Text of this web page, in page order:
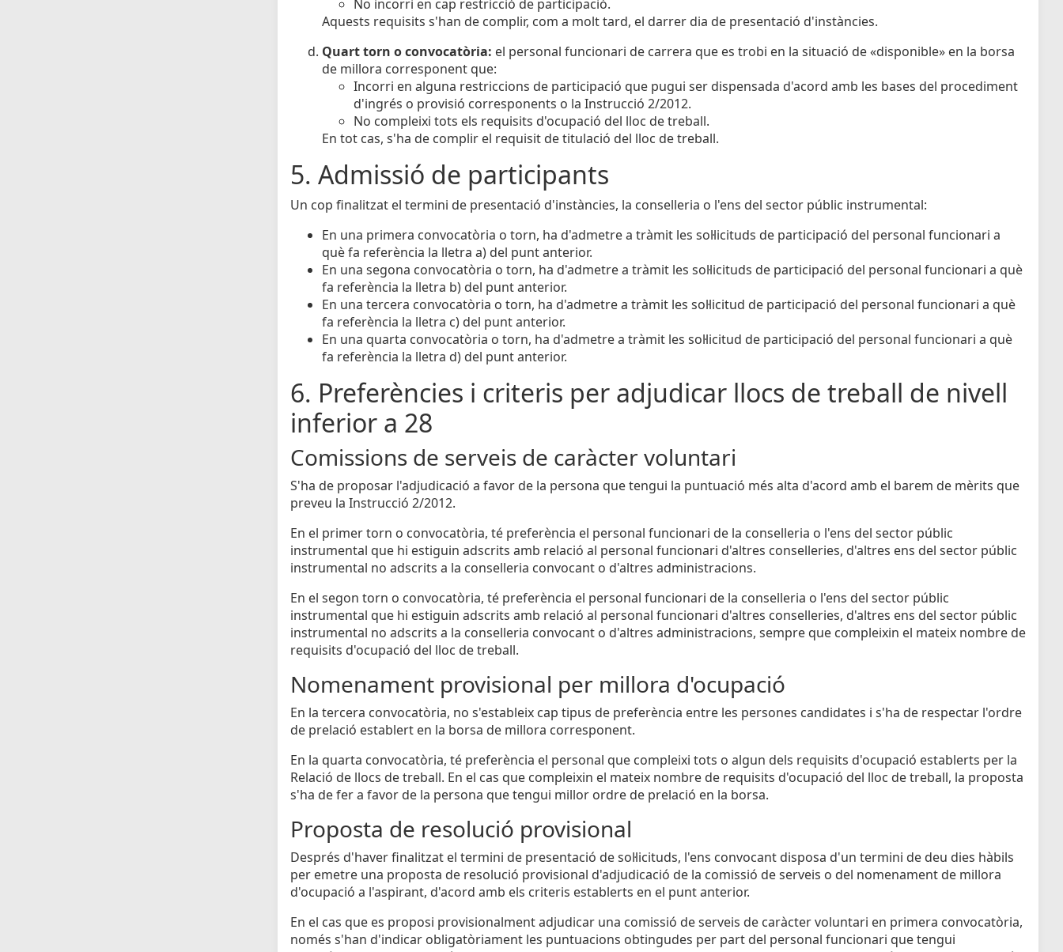
No incorri en cap restricció de participació.
Aquests requisits s'han de complir, com a molt tard, el darrer dia de presentació d'instàncies.
Quart torn o convocatòria: el personal funcionari de carrera que es trobi en la situació de «disponible» en la borsa
de millora corresponent que:
Incorri en alguna restriccions de participació que pugui ser dispensada d'acord amb les bases del procediment
d'ingrés o provisió corresponents o la Instrucció 2/2012.
No compleixi tots els requisits d'ocupació del lloc de treball.
En tot cas, s'ha de complir el requisit de titulació del lloc de treball.
5. Admissió de participants
Un cop finalitzat el termini de presentació d'instàncies, la conselleria o l'ens del sector públic instrumental:
En una primera convocatòria o torn, ha d'admetre a tràmit les sol·licituds de participació del personal funcionari a
què fa referència la lletra a) del punt anterior.
En una segona convocatòria o torn, ha d'admetre a tràmit les sol·licituds de participació del personal funcionari a què
fa referència la lletra b) del punt anterior.
En una tercera convocatòria o torn, ha d'admetre a tràmit les sol·licitud de participació del personal funcionari a què
fa referència la lletra c) del punt anterior.
En una quarta convocatòria o torn, ha d'admetre a tràmit les sol·licitud de participació del personal funcionari a què
fa referència la lletra d) del punt anterior.
6. Preferències i criteris per adjudicar llocs de treball de nivell
inferior a 28
Comissions de serveis de caràcter voluntari
S'ha de proposar l'adjudicació a favor de la persona que tengui la puntuació més alta d'acord amb el barem de mèrits que
preveu la Instrucció 2/2012.
En el primer torn o convocatòria, té preferència el personal funcionari de la conselleria o l'ens del sector públic
instrumental que hi estiguin adscrits amb relació al personal funcionari d'altres conselleries, d'altres ens del sector públic
instrumental no adscrits a la conselleria convocant o d'altres administracions.
En el segon torn o convocatòria, té preferència el personal funcionari de la conselleria o l'ens del sector públic
instrumental que hi estiguin adscrits amb relació al personal funcionari d'altres conselleries, d'altres ens del sector públic
instrumental no adscrits a la conselleria convocant o d'altres administracions, sempre que compleixin el mateix nombre de
requisits d'ocupació del lloc de treball.
Nomenament provisional per millora d'ocupació
En la tercera convocatòria, no s'estableix cap tipus de preferència entre les persones candidates i s'ha de respectar l'ordre
de prelació establert en la borsa de millora corresponent.
En la quarta convocatòria, té preferència el personal que compleixi tots o algun dels requisits d'ocupació establerts per la
Relació de llocs de treball. En el cas que compleixin el mateix nombre de requisits d'ocupació del lloc de treball, la proposta
s'ha de fer a favor de la persona que tengui millor ordre de prelació en la borsa.
Proposta de resolució provisional
Després d'haver finalitzat el termini de presentació de sol·licituds, l'ens convocant disposa d'un termini de deu dies hàbils
per emetre una proposta de resolució provisional d'adjudicació de la comissió de serveis o del nomenament de millora
d'ocupació a l'aspirant, d'acord amb els criteris establerts en el punt anterior.
En el cas que es proposi provisionalment adjudicar una comissió de serveis de caràcter voluntari en primera convocatòria,
només s'han d'indicar obligatòriament les puntuacions obtingudes per part del personal funcionari que tengui